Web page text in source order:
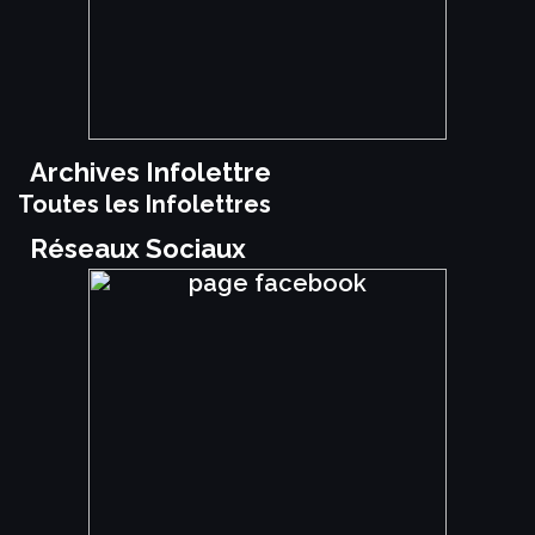
Archives Infolettre
Toutes les Infolettres
Réseaux Sociaux